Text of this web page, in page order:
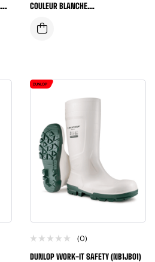
COULEUR BLANCHE
PVC/CAOUTCHOUC NITRILE SRA
DUNLOP
(0)
DUNLOP WORK-IT SAFETY (NB1JB01)